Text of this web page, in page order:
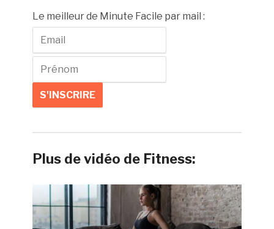
Le meilleur de Minute Facile par mail :
Plus de vidéo de Fitness: